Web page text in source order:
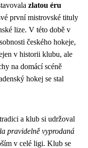
zlatou éru
první mistrovské tituly
lize. V této době v
českého hokeje,
v historii klubu, ale
na domácí scéně
hokej se stal
a klub si udržoval
pravidelně vyprodaná
v celé ligi. Klub se